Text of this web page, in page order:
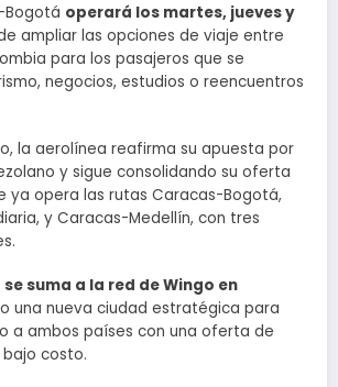
Bogotá operará los martes, jueves y
ampliar las opciones de viaje entre
para los pasajeros que se
negocios, estudios o reencuentros
la aerolínea reafirma su apuesta por
y sigue consolidando su oferta
ya opera las rutas Caracas-Bogotá,
y Caracas-Medellín, con tres
suma a la red de Wingo en
una nueva ciudad estratégica para
a ambos países con una oferta de
costo.